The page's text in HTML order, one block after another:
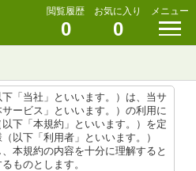
閲覧履歴
0
お気に入り
0
メニュー
「当社」といいます。）は、当サ
ービス」といいます。）の利用に
下「本規約」といいます。）を定
以下「利用者」といいます。）
本規約の内容を十分に理解すると
ものとします。